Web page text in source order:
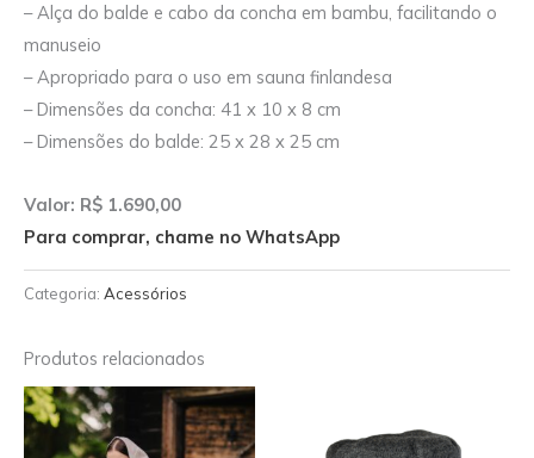
– Alça do balde e cabo da concha em bambu, facilitando o
manuseio
– Apropriado para o uso em sauna finlandesa
– Dimensões da concha: 41 x 10 x 8 cm
– Dimensões do balde: 25 x 28 x 25 cm
Valor: R$ 1.690,00
Para comprar, chame no WhatsApp
Categoria: Acessórios
Produtos relacionados